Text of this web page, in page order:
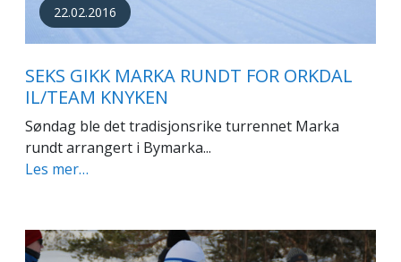
22.02.2016
SEKS GIKK MARKA RUNDT FOR ORKDAL
IL/TEAM KNYKEN
Søndag ble det tradisjonsrike turrennet Marka
rundt arrangert i Bymarka...
Les mer…